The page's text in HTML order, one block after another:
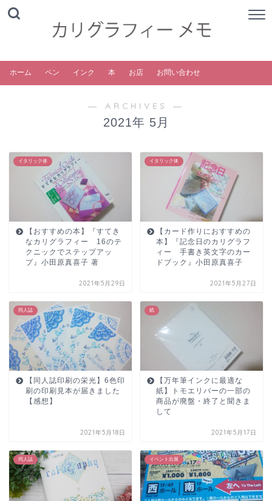
ホーム ペン インク 本 お店 お問い合わせ
― ARCHIVES ―
2021年 5月
イタリック体
【おすすめの本】『すてき
なカリグラフィー 16のテ
クニックでステップアッ
プ』小田原真喜子 著
2021年5月29日
イタリック体
【カード作りにおすすめの
本】『記念日のカリグラフ
ィー 手書き英文字のカー
ドブック』小田原真喜子
2021年5月27日
同人誌
【同人誌印刷の栄光】6色印
刷の印刷見本が届きました
【感想】
2021年5月18日
紙
【万年筆インクに最適な
紙】トモエリバーの一部の
商品が廃盤・終了と聞きま
して
2021年5月17日
同人誌 イベント出展